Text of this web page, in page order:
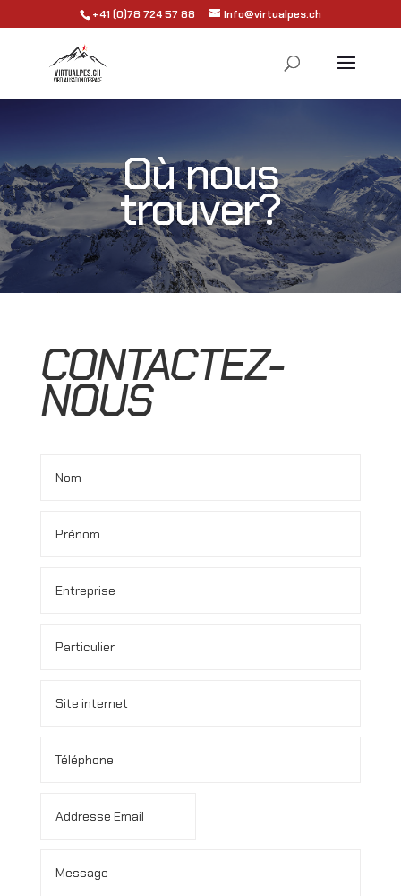
+41 (0)78 724 57 88 Info@virtualpes.ch
Où nous
trouver?
CONTACTEZ-
NOUS